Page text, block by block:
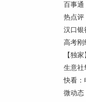
百事通
热点评
汉口银
高考刚
【独
生意社
快看：
微动态